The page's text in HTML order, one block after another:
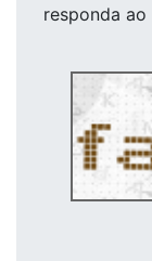
responda